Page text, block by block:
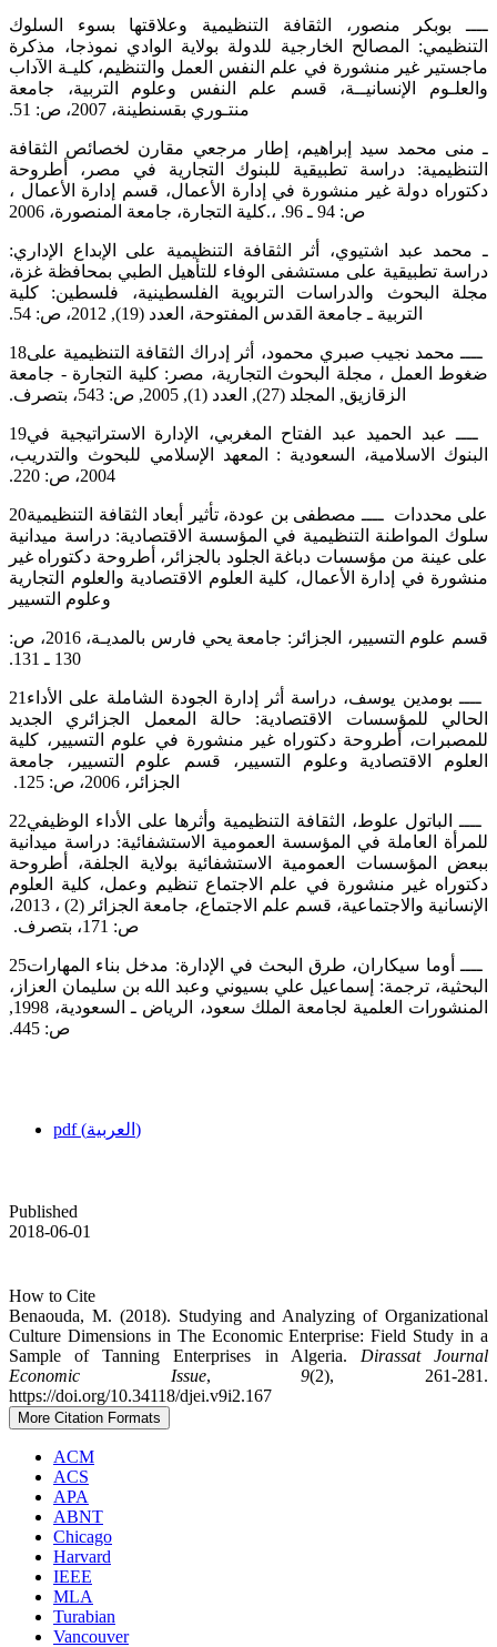
ــــ بوبكر منصور، الثقافة التنظيمية وعلاقتها بسوء السلوك
التنظيمي: المصالح الخارجية للدولة بولاية الوادي نموذجا، مذكرة
‏ماجستير غير منشورة في علم النفس العمل والتنظيم، كليـة الآداب
والعلـوم الإنسانيــة، قسم علم النفس وعلوم التربية، جامعة
منتـوري ‏بقسنطينة، 2007، ص: 51.‏
ـ منى محمد سيد إبراهيم، إطار مرجعي مقارن لخصائص الثقافة
التنظيمية: دراسة تطبيقية للبنوك التجارية في مصر، أطروحة
دكتوراه ‏دولة غير منشورة في إدارة الأعمال، قسم إدارة الأعمال ،
كلية التجارة، جامعة المنصورة، 2006‏‎.‎، ص: 94 ـ 96.‏
ـ محمد عبد اشتيوي، أثر الثقافة التنظيمية على الإبداع الإداري:
دراسة تطبيقية على مستشفى الوفاء للتأهيل الطبي بمحافظة غزة،
‏مجلة البحوث والدراسات التربوية الفلسطينية، فلسطين: كلية
التربية ـ جامعة القدس المفتوحة، العدد (19), 2012، ص: 54.‏
‎18‎‏ ــــ محمد نجيب صبري محمود، أثر إدراك الثقافة التنظيمية على
ضغوط العمل ، مجلة البحوث التجارية، مصر: كلية التجارة - ‏جامعة
الزقازيق, المجلد (27), العدد (1), 2005, ص: 543، بتصرف.‏
‎19‎‏ ــــ عبد الحميد عبد الفتاح المغربي، الإدارة الاستراتيجية في
البنوك الاسلامية، السعودية : المعهد الإسلامي للبحوث والتدريب،
‎20‎‏ ــــ مصطفى بن عودة، تأثير أبعاد الثقافة التنظيمية‎ ‎على محددات
سلوك المواطنة التنظيمية في المؤسسة الاقتصادية: دراسة ‏ميدانية
على عينة من مؤسسات دباغة الجلود بالجزائر، أطروحة دكتوراه غير
منشورة في إدارة الأعمال، كلية العلوم الاقتصادية ‏والعلوم التجارية
وعلوم التسيير
قسم علوم التسيير، الجزائر: جامعة يحي فارس بالمديـة، 2016، ص:
130 ـ 131.‏
‎21‎‏ ــــ بومدين يوسف، دراسة أثر إدارة الجودة الشاملة على الأداء
الحالي للمؤسسات الاقتصادية: حالة المعمل الجزائري الجديد
‏للمصبرات، أطروحة دكتوراه غير منشورة في علوم التسيير، كلية
العلوم الاقتصادية وعلوم التسيير، قسم علوم التسيير، جامعة
الجزائر، ‏‏2006، ص: 125. ‏
‎22‎‏ ــــ الباتول علوط، الثقافة التنظيمية وأثرها على الأداء الوظيفي
للمرأة العاملة في المؤسسة العمومية الاستشفائية: دراسة ميدانية
‏ببعض المؤسسات العمومية الاستشفائية بولاية الجلفة، أطروحة
دكتوراه غير منشورة في علم الاجتماع تنظيم وعمل، كلية العلوم
الإنسانية ‏والاجتماعية، قسم علم الاجتماع، جامعة الجزائر (2) ، 2013،
ص: 171، بتصرف. ‏
‎25‎‏ ــــ أوما سيكاران، طرق البحث في الإدارة: مدخل بناء المهارات
البحثية، ترجمة: إسماعيل علي بسيوني وعبد الله بن سليمان العزاز،
‏المنشورات العلمية لجامعة الملك سعود، الرياض ـ السعودية، 1998,
ص: 445.‏
pdf (العربية)
Published
2018-06-01
How to Cite
Benaouda, M. (2018). Studying and Analyzing of Organizational
Culture Dimensions in The Economic ‎Enterprise: Field Study in a
Sample of Tanning Enterprises in Algeria. Dirassat Journal
Economic Issue,9(2), 261-281.
https://doi.org/10.34118/djei.v9i2.167
More Citation Formats
ACM
ACS
APA
ABNT
Chicago
Harvard
IEEE
MLA
Turabian
Vancouver